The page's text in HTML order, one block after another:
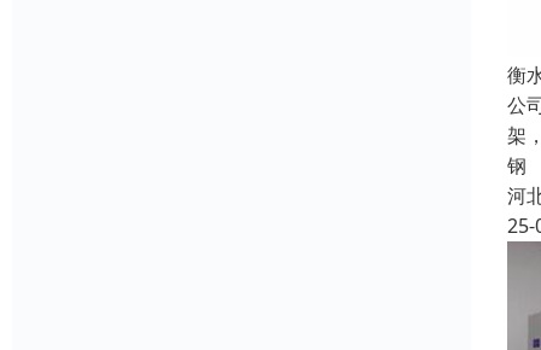
衡
公
架
钢
河
25-